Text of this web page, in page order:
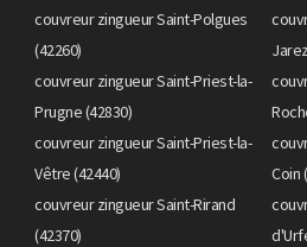
couvreur zingueur Saint-Polgues
(42260)
couvreur zingueur Saint-Priest-la-
Prugne (42830)
couvreur zingueur Saint-Priest-la-
Vêtre (42440)
Coin
couvreur zingueur Saint-Rirand
(42370)